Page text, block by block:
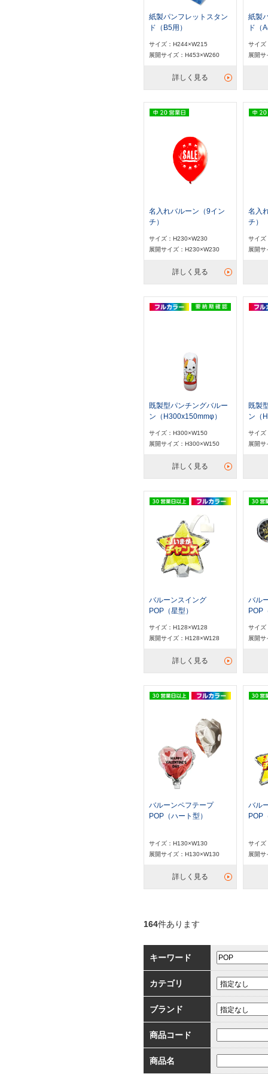
紙製パンフレットスタン
ド（B5用）
サイズ：H244×W215
展開サイズ：H453×W260
詳しく見る
紙製
ド（
サイズ
展開
名入れバルーン（9イン
チ）
サイズ：H230×W230
展開サイズ：H230×W230
詳しく見る
名入
チ）
サイズ
展開
既製型パンチングバルー
ン（H300x150mmφ）
サイズ：H300×W150
展開サイズ：H300×W150
詳しく見る
既製
ン（
サイズ
展開
バルーンスイング
POP（星型）
サイズ：H128×W128
展開サイズ：H128×W128
詳しく見る
バル
POP
サイズ
展開
バルーンペフテープ
POP（ハート型）
サイズ：H130×W130
展開サイズ：H130×W130
詳しく見る
バル
POP
サイズ
展開
164件あります
キーワード
カテゴリ
ブランド
商品コード
商品名